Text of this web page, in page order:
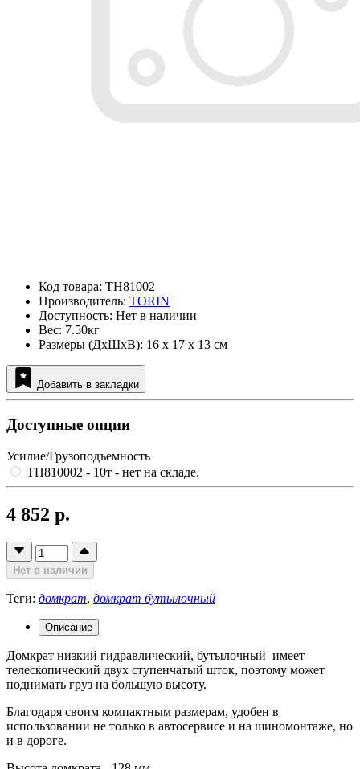
Код товара: TH81002
Производитель: TORIN
Доступность: Нет в наличии
Вес: 7.50кг
Размеры (ДxШxВ): 16 x 17 x 13 см
Добавить в закладки
Доступные опции
Усилие/Грузоподъемность
TH810002 - 10т - нет на складе.
4 852 р.
Нет в наличии
Теги: домкрат, домкрат бутылочный
Описание
Домкрат низкий гидравлический, бутылочный имеет
телескопический двух ступенчатый шток, поэтому может
поднимать груз на большую высоту.
Благодаря своим компактным размерам, удобен в
использовании не только в автосервисе и на шиномонтаже, но
и в дороге.